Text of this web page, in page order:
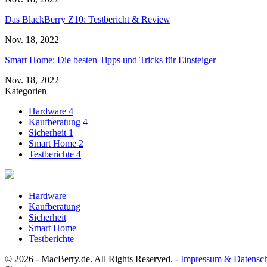
Das BlackBerry Z10: Testbericht & Review
Nov. 18, 2022
Smart Home: Die besten Tipps und Tricks für Einsteiger
Nov. 18, 2022
Kategorien
Hardware 4
Kaufberatung 4
Sicherheit 1
Smart Home 2
Testberichte 4
Hardware
Kaufberatung
Sicherheit
Smart Home
Testberichte
© 2026 - MacBerry.de. All Rights Reserved. - Impressum &